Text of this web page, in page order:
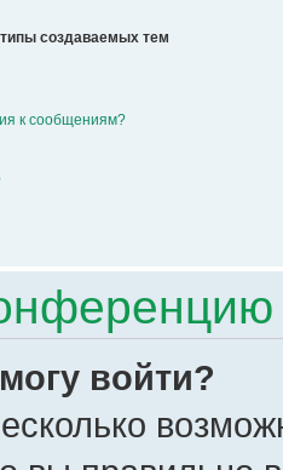
создаваемых тем
к сообщениям?
войти?